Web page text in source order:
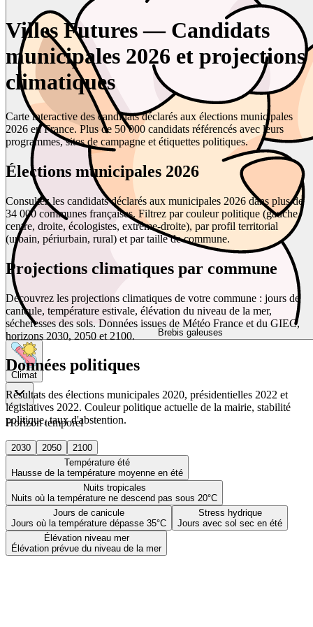
Brebis galeuses
Climat
Horizon temporel
2030 2050
2100
Température été
Hausse de la température moyenne en été
Nuits tropicales
Nuits où la température ne descend pas sous 20°C
Jours de canicule
Jours où la température dépasse 35°C
Stress hydrique
Jours avec sol sec en été
Élévation niveau mer
Élévation prévue du niveau de la mer
Villes Futures — Candidats
municipales 2026 et projections
climatiques
Carte interactive des candidats déclarés aux élections municipales
2026 en France. Plus de 50 000 candidats référencés avec leurs
programmes, sites de campagne et étiquettes politiques.
Élections municipales 2026
Consultez les candidats déclarés aux municipales 2026 dans plus de
34 000 communes françaises. Filtrez par couleur politique (gauche,
centre, droite, écologistes, extrême-droite), par profil territorial
(urbain, périurbain, rural) et par taille de commune.
Projections climatiques par commune
Découvrez les projections climatiques de votre commune : jours de
canicule, température estivale, élévation du niveau de la mer,
sécheresses des sols. Données issues de Météo France et du GIEC,
horizons 2030, 2050 et 2100.
Données politiques
Résultats des élections municipales 2020, présidentielles 2022 et
législatives 2022. Couleur politique actuelle de la mairie, stabilité
politique, taux d'abstention.